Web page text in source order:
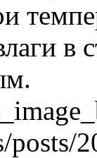
в
posts/